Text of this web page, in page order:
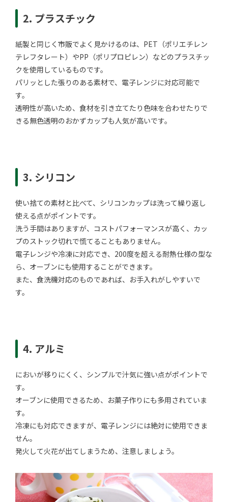
2. プラスチック
紙製と同じく市販でよく見かけるのは、PET（ポリエチレン
テレフタレート）やPP（ポリプロピレン）などのプラスチッ
クを使用しているものです。
パリッとした張りのある素材で、電子レンジに対応可能で
す。
透明性が高いため、食材を引き立てたり色味を合わせたりで
きる無色透明のおかずカップも人気が高いです。
3. シリコン
使い捨ての素材と比べて、シリコンカップは洗って繰り返し
使える点がポイントです。
洗う手間はありますが、コストパフォーマンスが高く、カッ
プのストック切れで慌てることもありません。
電子レンジや冷凍に対応でき、200度を超える耐熱仕様の型な
ら、オーブンにも使用することができます。
また、食洗機対応のものであれば、お手入れがしやすいで
す。
4. アルミ
においが移りにくく、シンプルで汁気に強い点がポイントで
す。
オーブンに使用できるため、お菓子作りにも多用されていま
す。
冷凍にも対応できますが、電子レンジには絶対に使用できま
せん。
発火して火花が出てしまうため、注意しましょう。